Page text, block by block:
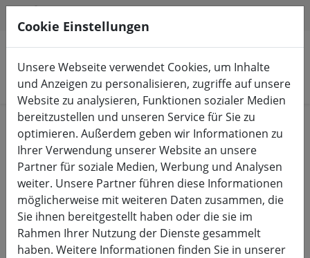
Produkte suchen
Start Lichterketten & Beleuchtung Lichterketten
Sirius Solar-Lichterkette Marcus
Starter Set 10 LED 3 m bunt
Cookie Einstellungen
Unsere Webseite verwendet Cookies, um Inhalte
und Anzeigen zu personalisieren, zugriffe auf unsere
Website zu analysieren, Funktionen sozialer Medien
bereitzustellen und unseren Service für Sie zu
optimieren. Außerdem geben wir Informationen zu
Ihrer Verwendung unserer Website an unsere
Partner für soziale Medien, Werbung und Analysen
weiter. Unsere Partner führen diese Informationen
möglicherweise mit weiteren Daten zusammen, die
Sie ihnen bereitgestellt haben oder die sie im
Rahmen Ihrer Nutzung der Dienste gesammelt
haben. Weitere Informationen finden Sie in unserer